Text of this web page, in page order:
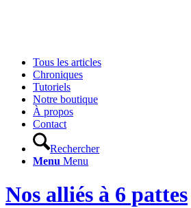
Tous les articles
Chroniques
Tutoriels
Notre boutique
À propos
Contact
Rechercher
Menu Menu
Nos alliés à 6 pattes